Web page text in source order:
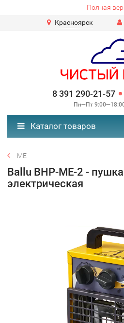
Полная
Красноярск
8 391 290-21-57
Пн—Пт
Каталог товаров
ME
Ballu BHP-ME-2 -
электрическая